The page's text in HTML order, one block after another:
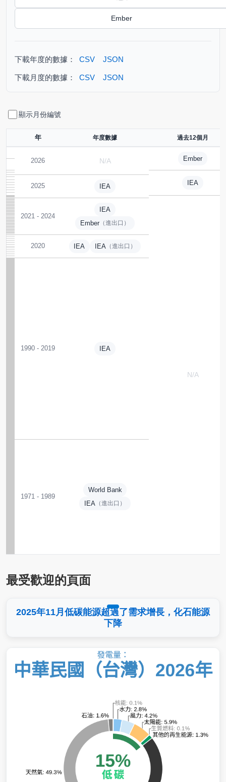
Ember
下載年度的數據： CSV JSON
下載月度的數據： CSV JSON
顯示月份編號
年 年度數據 過去12個月
2026 N/A Ember
IEA
2025 IEA
N/A
2021 - 2024
IEA
Ember （進出口）
2020 IEA IEA （進出口）
1990 - 2019 IEA
1971 - 1989
World Bank
IEA （進出口）
最受歡迎的頁面
2025年11月低碳能源超過了需求增長，化石能源
下降